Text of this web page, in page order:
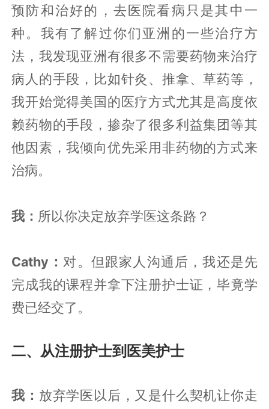
预防和治好的，去医院看病只是其中一
种。我有了解过你们亚洲的一些治疗方
法，我发现亚洲有很多不需要药物来治疗
病人的手段，比如针灸、推拿、草药等，
我开始觉得美国的医疗方式尤其是高度依
赖药物的手段，掺杂了很多利益集团等其
他因素，我倾向优先采用非药物的方式来
治病。
我： 所以你决定放弃学医这条路？
Cathy： 对。但跟家人沟通后，我还是先
完成我的课程并拿下注册护士证，毕竟学
费已经交了。
二、从注册护士到医美护士
我： 放弃学医以后，又是什么契机让你走